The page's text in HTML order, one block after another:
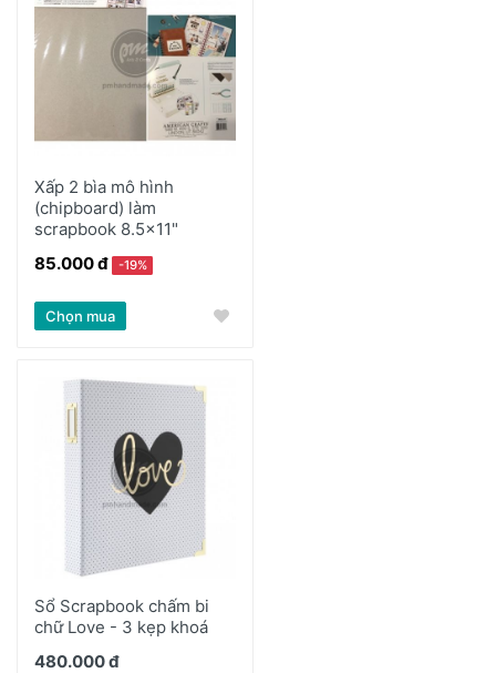
Xấp 2 bìa mô hình
(chipboard) làm
scrapbook 8.5x11"
85.000 đ
-19%
Chọn mua
Sổ Scrapbook chấm bi
chữ Love - 3 kẹp khoá
480.000 đ